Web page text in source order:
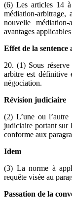
(6) Les articles 14
médiation-arbitrage,
nouvelle
avantages
Effet de la sentence
20. (1) Sous
arbitre est définitive
négociation.
Révision judiciaire
(2) L’une ou
judiciaire portant sur
conforme aux
Idem
(3) La norme à
requête visée au
Passation de la